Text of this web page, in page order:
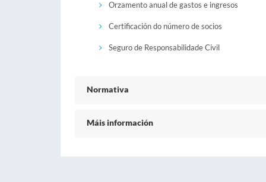
Orzamento anual de gastos e ingresos
Certificación do número de socios
Seguro de Responsabilidade Civil
Normativa
Máis información